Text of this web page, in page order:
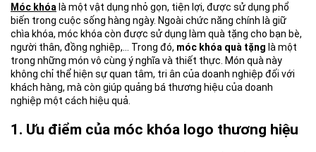
Móc khóa là một vật dụng nhỏ gọn, tiện lợi, được sử dụng phổ
biến trong cuộc sống hàng ngày. Ngoài chức năng chính là giữ
chìa khóa, móc khóa còn được sử dụng làm quà tặng cho bạn bè,
người thân, đồng nghiệp,… Trong đó, móc khóa quà tặng là một
trong những món vô cùng ý nghĩa và thiết thực. Món quà này
không chỉ thể hiện sự quan tâm, tri ân của doanh nghiệp đối với
khách hàng, mà còn giúp quảng bá thương hiệu của doanh
nghiệp một cách hiệu quả.
1. Ưu điểm của móc khóa logo thương hiệu